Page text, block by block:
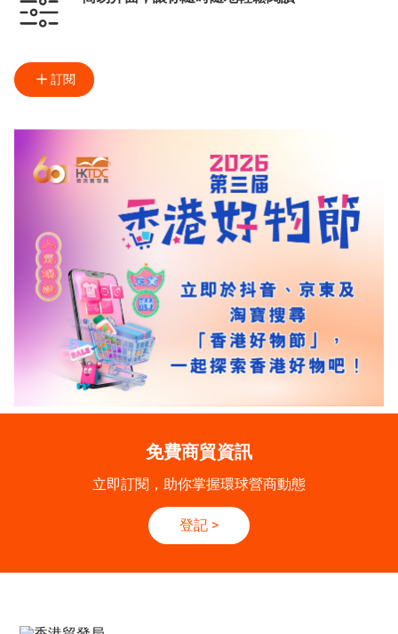
訂閱
免費商貿資訊
立即訂閱，助你掌握環球營商動態
登記 >